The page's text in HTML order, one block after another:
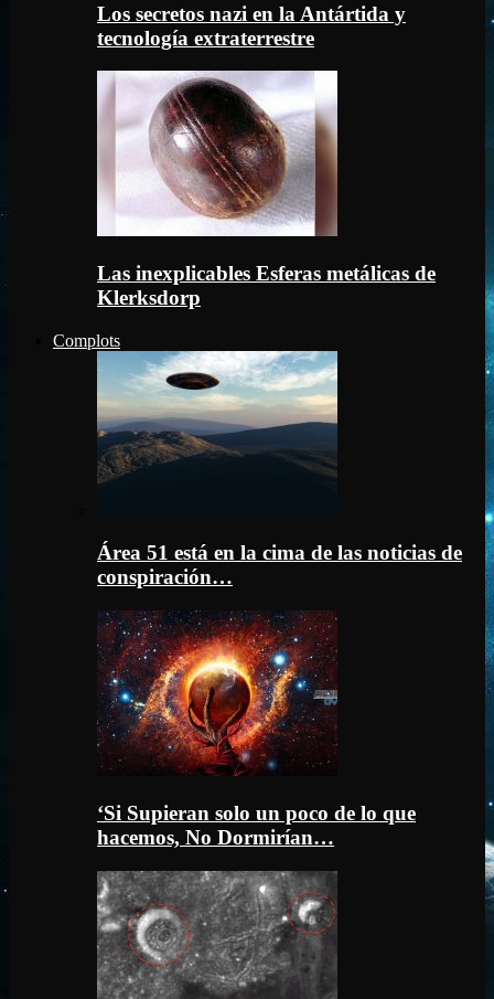
Los secretos nazi en la Antártida y
tecnología extraterrestre
Las inexplicables Esferas metálicas de
Klerksdorp
Complots
Área 51 está en la cima de las noticias de
conspiración…
‘Si Supieran solo un poco de lo que
hacemos, No Dormirían…